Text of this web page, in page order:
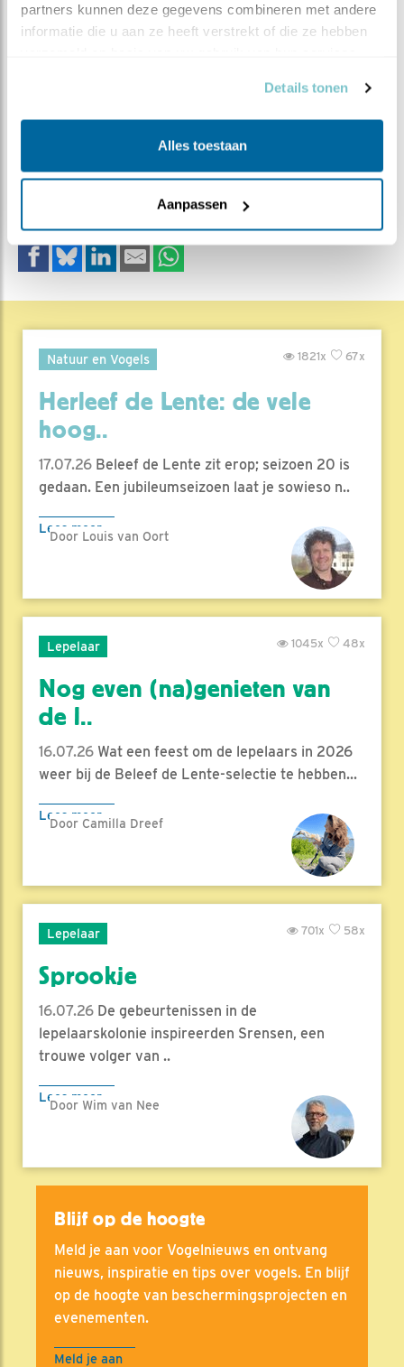
partners kunnen deze gegevens combineren met andere
informatie die u aan ze heeft verstrekt of die ze hebben
Details tonen
Alles toestaan
Aanpassen
Al snel na het uitkomen vinden de gruttokuikens hun weg in
MEER OVER
Boerenlandvogels
Alle
Beleef de Lente blogs
Natuur en Vogels 67x
1821x
Herleef de Lente: de vele
hoog..
17.07.26 Beleef de Lente zit erop; seizoen 20 is
gedaan. Een jubileumseizoen laat je sowieso n..
Lees meer
Door Louis van Oort
Lepelaar 48x
1045x
Nog even (na)genieten van
de l..
16.07.26 Wat een feest om de lepelaars in 2026
weer bij de Beleef de Lente-selectie te hebben...
Lees meer
Door Camilla Dreef
Lepelaar 58x
701x
Sprookje
16.07.26 De gebeurtenissen in de
lepelaarskolonie inspireerden Srensen, een
trouwe volger van ..
Lees meer
Door Wim van Nee
Blijf op de hoogte
Meld je aan voor Vogelnieuws en ontvang
nieuws, inspiratie en tips over vogels. En blijf
op de hoogte van beschermingsprojecten en
evenementen.
Meld je aan